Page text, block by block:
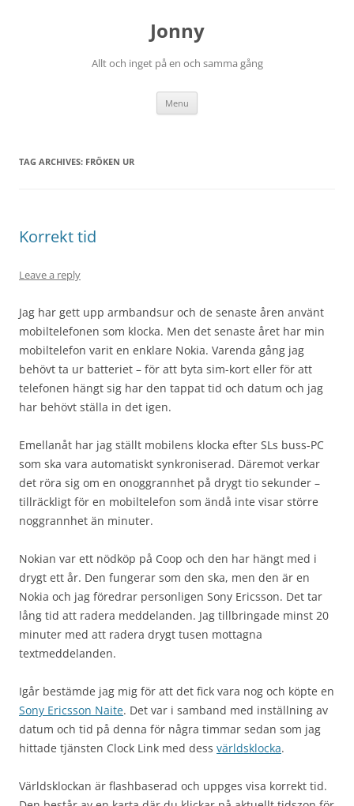
Jonny
Allt och inget på en och samma gång
Menu
TAG ARCHIVES: FRÖKEN UR
Korrekt tid
Leave a reply
Jag har gett upp armbandsur och de senaste åren använt
mobiltelefonen som klocka. Men det senaste året har min
mobiltelefon varit en enklare Nokia. Varenda gång jag
behövt ta ur batteriet – för att byta sim-kort eller för att
telefonen hängt sig har den tappat tid och datum och jag
har behövt ställa in det igen.
Emellanåt har jag ställt mobilens klocka efter SLs buss-PC
som ska vara automatiskt synkroniserad. Däremot verkar
det röra sig om en onoggrannhet på drygt tio sekunder –
tillräckligt för en mobiltelefon som ändå inte visar större
noggrannhet än minuter.
Nokian var ett nödköp på Coop och den har hängt med i
drygt ett år. Den fungerar som den ska, men den är en
Nokia och jag föredrar personligen Sony Ericsson. Det tar
lång tid att radera meddelanden. Jag tillbringade minst 20
minuter med att radera drygt tusen mottagna
textmeddelanden.
Igår bestämde jag mig för att det fick vara nog och köpte en
Sony Ericsson Naite. Det var i samband med inställning av
datum och tid på denna för några timmar sedan som jag
hittade tjänsten Clock Link med dess världsklocka.
Världsklockan är flashbaserad och uppges visa korrekt tid.